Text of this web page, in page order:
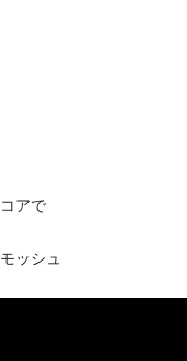
アで
ッシュ